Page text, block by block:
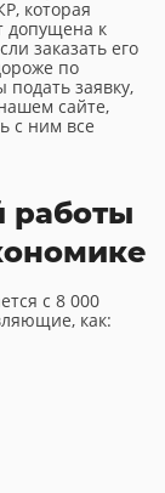
которая
допущена к
заказать его
по
заявку,
сайте,
с ним все
работы
с 8 000
как: